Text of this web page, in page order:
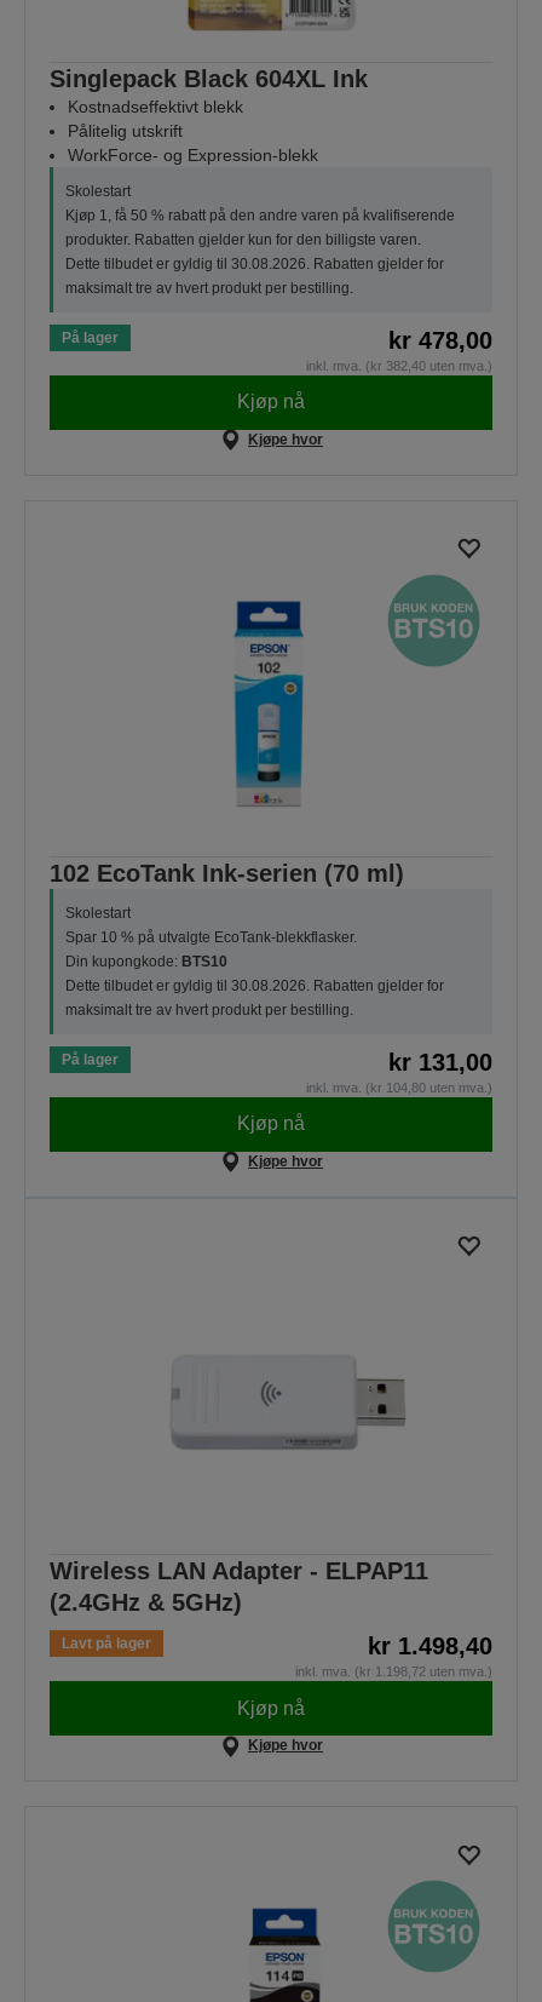
Singlepack Black 604XL Ink
Kostnadseffektivt blekk
Pålitelig utskrift
WorkForce- og Expression-blekk
Skolestart
Kjøp 1, få 50 % rabatt på den andre varen på kvalifiserende
produkter. Rabatten gjelder kun for den billigste varen.
Dette tilbudet er gyldig til 30.08.2026. Rabatten gjelder for
maksimalt tre av hvert produkt per bestilling.
På lager kr 478,00
inkl. mva. (kr 382,40 uten mva.)
Kjøp nå
Kjøpe hvor
102 EcoTank Ink-serien (70 ml)
Skolestart
Spar 10 % på utvalgte EcoTank-blekkflasker.
Din kupongkode: BTS10
Dette tilbudet er gyldig til 30.08.2026. Rabatten gjelder for
maksimalt tre av hvert produkt per bestilling.
På lager kr 131,00
inkl. mva. (kr 104,80 uten mva.)
Kjøp nå
Kjøpe hvor
Wireless LAN Adapter - ELPAP11
(2.4GHz & 5GHz)
Lavt på lager kr 1.498,40
inkl. mva. (kr 1.198,72 uten mva.)
Kjøp nå
Kjøpe hvor